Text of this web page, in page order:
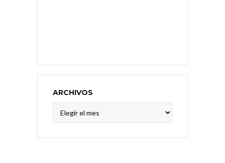
ARCHIVOS